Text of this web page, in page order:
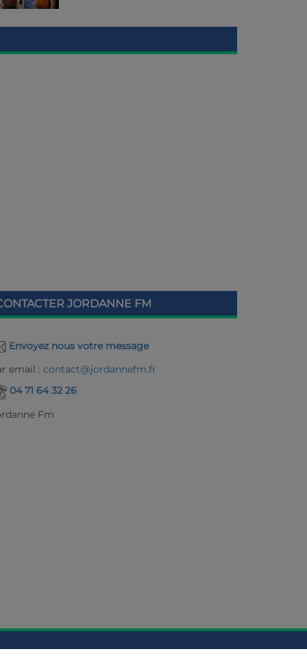
JORDANNE FM
Envoyez nous votre message
email : contact@jordannefm.fr
04 71 64 32 26
Fm